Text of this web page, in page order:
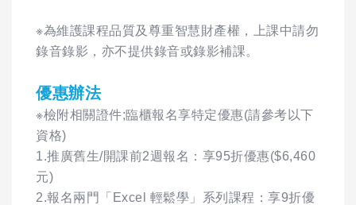
※為維護課程品質及尊重智慧財產權，上課中請勿
錄音錄影，亦不提供錄音或錄影補課。
優惠辦法
※檢附相關證件;臨櫃報名享特定優惠(請參考以下
資格)
1.推廣舊生/開課前2週報名：享95折優惠($6,460
元)
2.報名兩門「Excel 輕鬆學」系列課程：享9折優